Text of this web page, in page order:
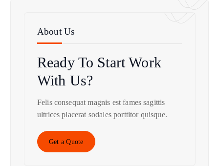
About Us
Ready To StartWork
With Us?
Felis consequat magnis est fames sagittis
ultrices placerat sodales porttitor quisque.
Get a Quote